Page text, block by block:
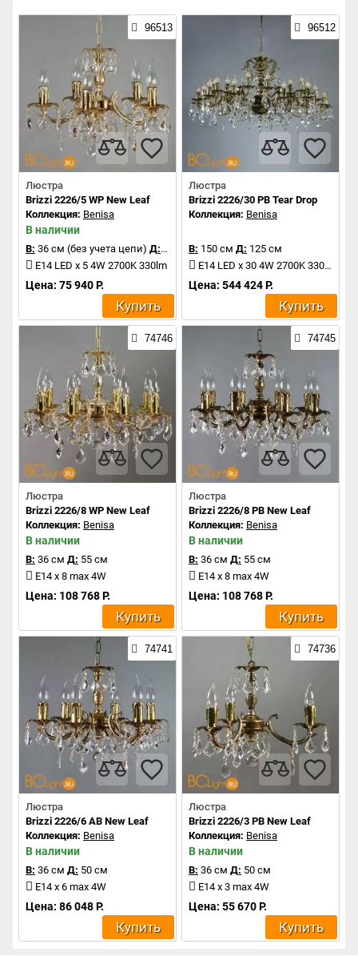
96513
Люстра
Brizzi 2226/5 WP New Leaf
Коллекция: Benisa
В наличии
В: 36 см (без учета цепи) Д:50 см
E14 LED x 5 4W 2700K 330lm
Цена: 75 940 Р.
Купить
96512
Люстра
Brizzi 2226/30 PB Tear Drop
Коллекция: Benisa
В: 150 см Д: 125 см
E14 LED x 30 4W 2700K 330lm
Цена: 544 424 Р.
Купить
74746
Люстра
Brizzi 2226/8 WP New Leaf
Коллекция: Benisa
В наличии
В: 36 см Д: 55 см
E14 x 8 max 4W
Цена: 108 768 Р.
Купить
74745
Люстра
Brizzi 2226/8 PB New Leaf
Коллекция: Benisa
В наличии
В: 36 см Д: 55 см
E14 x 8 max 4W
Цена: 108 768 Р.
Купить
74741
Люстра
Brizzi 2226/6 AB New Leaf
Коллекция: Benisa
В наличии
В: 36 см Д: 50 см
E14 x 6 max 4W
Цена: 86 048 Р.
Купить
74736
Люстра
Brizzi 2226/3 PB New Leaf
Коллекция: Benisa
В наличии
В: 36 см Д: 50 см
E14 x 3 max 4W
Цена: 55 670 Р.
Купить